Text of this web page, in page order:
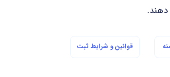
دهند.
قوانین و شرایط ثبت